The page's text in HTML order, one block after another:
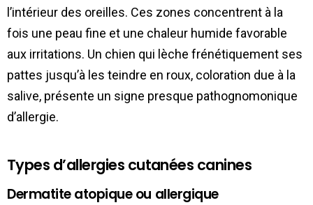
l’intérieur des oreilles. Ces zones concentrent à la
fois une peau fine et une chaleur humide favorable
aux irritations. Un chien qui lèche frénétiquement ses
pattes jusqu’à les teindre en roux, coloration due à la
salive, présente un signe presque pathognomonique
d’allergie.
Types d’allergies cutanées canines
Dermatite atopique ou allergique